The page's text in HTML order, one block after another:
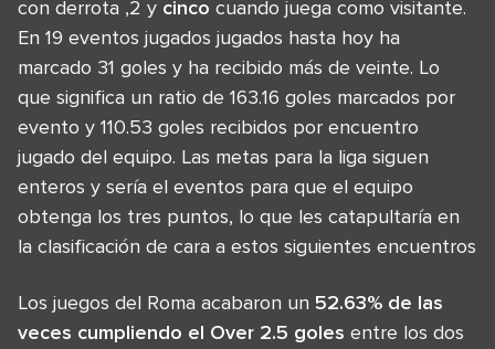
con derrota ,2 y cinco cuando juega como visitante.
En 19 eventos jugados jugados hasta hoy ha
marcado 31 goles y ha recibido más de veinte. Lo
que significa un ratio de 163.16 goles marcados por
evento y 110.53 goles recibidos por encuentro
jugado del equipo. Las metas para la liga siguen
enteros y sería el eventos para que el equipo
obtenga los tres puntos, lo que les catapultaría en
la clasificación de cara a estos siguientes encuentros
Los juegos del Roma acabaron un 52.63% de las
veces cumpliendo el Over 2.5 goles entre los dos